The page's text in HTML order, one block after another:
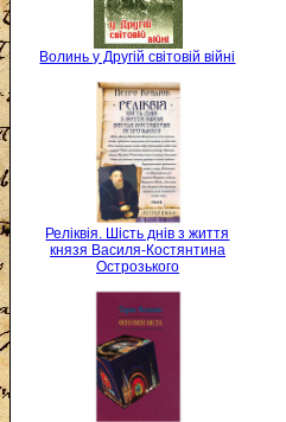
Волинь у Другій світовій війні
Реліквія. Шість днів з життя
князя Василя-Костянтина
Острозького